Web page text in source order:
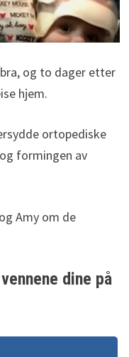
og to dager etter
hjem.
ortopediske
formingen av
Amy om de
dine på